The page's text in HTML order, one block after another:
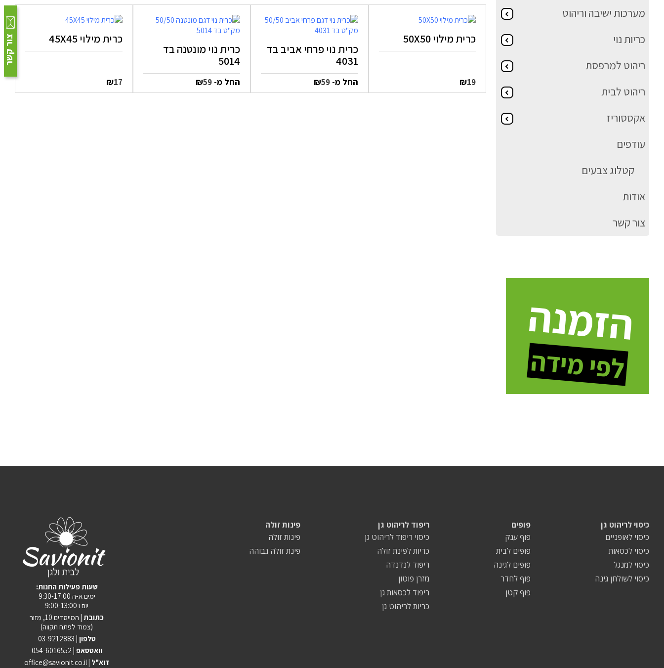
צור קשר כרית מילוי 50X50
₪19
כרית נוי פרחי אביב בד
4031
החל מ- ₪59
כרית נוי מונטנה בד
5014
החל מ- ₪59
כרית מילוי 45X45
₪17
מערכות ישיבה וריהוט
כריות נוי
ריהוט למרפסת
ריהוט לבית
אקססוריז
עודפים
קטלוג צבעים
אודות
צור קשר
הזמנה
לפי מידה
:שעות פעילות החנות
ימים א-ה 9:30-17:00
יום ו 9:00-13:00
כתובת | המייסדים 10, מזור
(צמוד לפתח תקווה)
טלפון | 03-9212883
וואטסאפ | 054-6016552
office@savionit.co.il | דוא"ל
פינות זולה
פינות זולה
פינת זולה גבוהה
ריפוד לריהוט גן
כיסוי ריפוד לריהוט גן
כריות לפינת זולה
ריפוד לנדנדה
מזרן פוטון
ריפוד לכסאות גן
כריות לריהוט גן
פופים
פוף ענק
פופים לבית
פופים לגינה
פוף לחדר
פוף קטן
כיסוי לריהוט גן
כיסוי לאופניים
כיסוי לכסאות
כיסוי למנגל
כיסוי לשולחן גינה